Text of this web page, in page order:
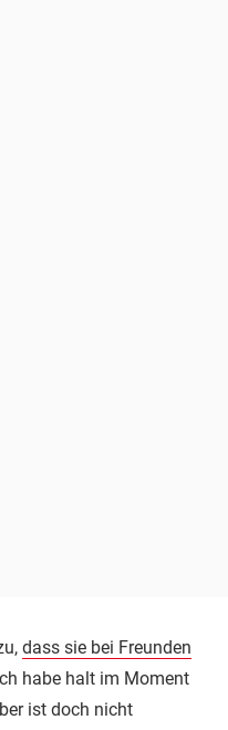
dass sie bei Freunden
habe halt im Moment
ist doch nicht